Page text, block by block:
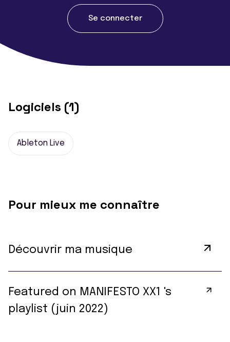
Se connecter
Logiciels (1)
Ableton Live
Pour mieux me connaître
Découvrir ma musique
Featured on MANIFESTO XX1 's
playlist (juin 2022)